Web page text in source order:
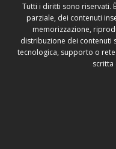
Tutti i diritti sono riservati.
parziale, dei contenuti
memorizzazione,
distribuzione dei contenuti
tecnologica, supporto o
scritta